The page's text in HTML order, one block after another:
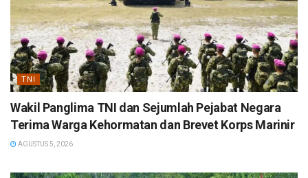
TNI
Wakil Panglima TNI dan Sejumlah Pejabat Negara
Terima Warga Kehormatan dan Brevet Korps Marinir
AGUSTUS 5, 2026